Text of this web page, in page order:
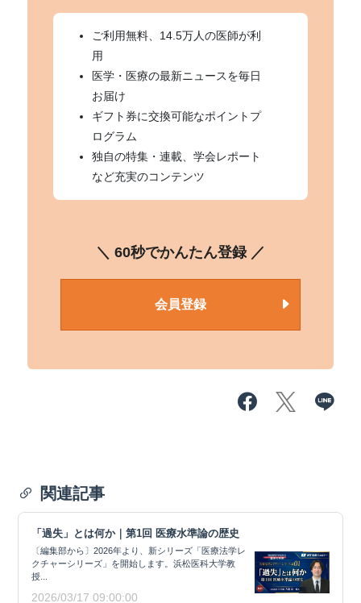
ご利用無料、14.5万人の医師が利
用
医学・医療の最新ニュースを毎日
お届け
ギフト券に交換可能なポイントプ
ログラム
独自の特集・連載、学会レポート
など充実のコンテンツ
＼ 60秒でかんたん登録 ／
会員登録
関連記事
「過失」とは何か｜第1回 医療水準論の歴史
〔編集部から〕2026年より、新シリーズ「医療法学レ
クチャーシリーズ」を開始します。浜松医科大学教
授...
2026/03/17 09:00:00